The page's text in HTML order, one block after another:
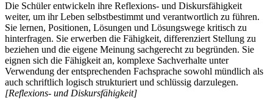
Die Schüler entwickeln ihre Reflexions- und Diskursfähigkeit
weiter, um ihr Leben selbstbestimmt und verantwortlich zu führen.
Sie lernen, Positionen, Lösungen und Lösungswege kritisch zu
hinterfragen. Sie erwerben die Fähigkeit, differenziert Stellung zu
beziehen und die eigene Meinung sachgerecht zu begründen. Sie
eignen sich die Fähigkeit an, komplexe Sachverhalte unter
Verwendung der entsprechenden Fachsprache sowohl mündlich als
auch schriftlich logisch strukturiert und schlüssig darzulegen.
[Reflexions- und Diskursfähigkeit]